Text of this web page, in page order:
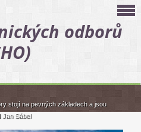
odborů
stojí na pevných základech a jsou
Sábel